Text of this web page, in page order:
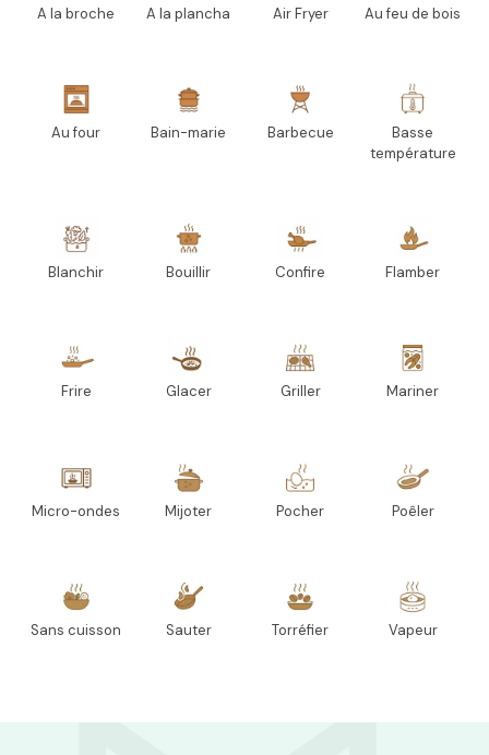
A la broche A la plancha Air Fryer Au feu de bois
Au four Bain-marie Barbecue
Basse
température
Blanchir Bouillir Confire Flamber
Frire Glacer Griller Mariner
Micro-ondes Mijoter Pocher Poêler
Sans cuisson Sauter Torréfier Vapeur